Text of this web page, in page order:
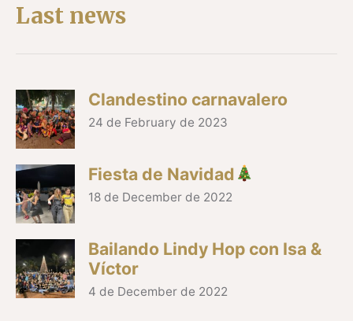
Last news
Clandestino carnavalero
24 de February de 2023
Fiesta de Navidad
18 de December de 2022
Bailando Lindy Hop con Isa &
Víctor
4 de December de 2022